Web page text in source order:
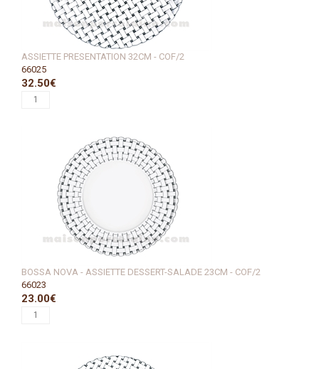
ASSIETTE PRESENTATION 32CM - COF/2
66025
32.50€
BOSSA NOVA - ASSIETTE DESSERT-SALADE 23CM - COF/2
66023
23.00€